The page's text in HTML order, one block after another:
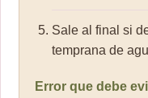
Sale al final si
temprana de
Error que debe